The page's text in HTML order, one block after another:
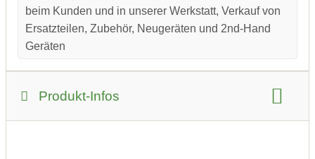
beim Kunden und in unserer Werkstatt, Verkauf von
Ersatzteilen, Zubehör, Neugeräten und 2nd-Hand
Geräten
Produkt-Infos